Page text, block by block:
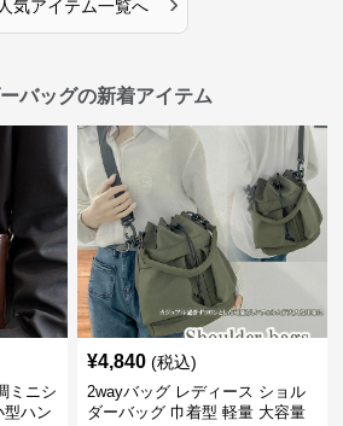
人気アイテム一覧へ
バッグの新着アイテム
ミニシ
型ハン
¥4,840 (税込)
2wayバッグ レディース ショル
ダーバッグ 巾着型 軽量 大容量